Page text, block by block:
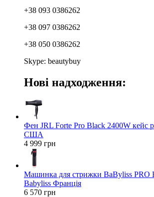
+38 093 0386262
+38 097 0386262
+38 050 0386262
Skype: beautybuy
Нові надходження:
Фен JRL Forte Pro Black 2400W кейс
США
4 999 грн
Машинка для стрижки BaByliss
Babyliss Франція
6 570 грн